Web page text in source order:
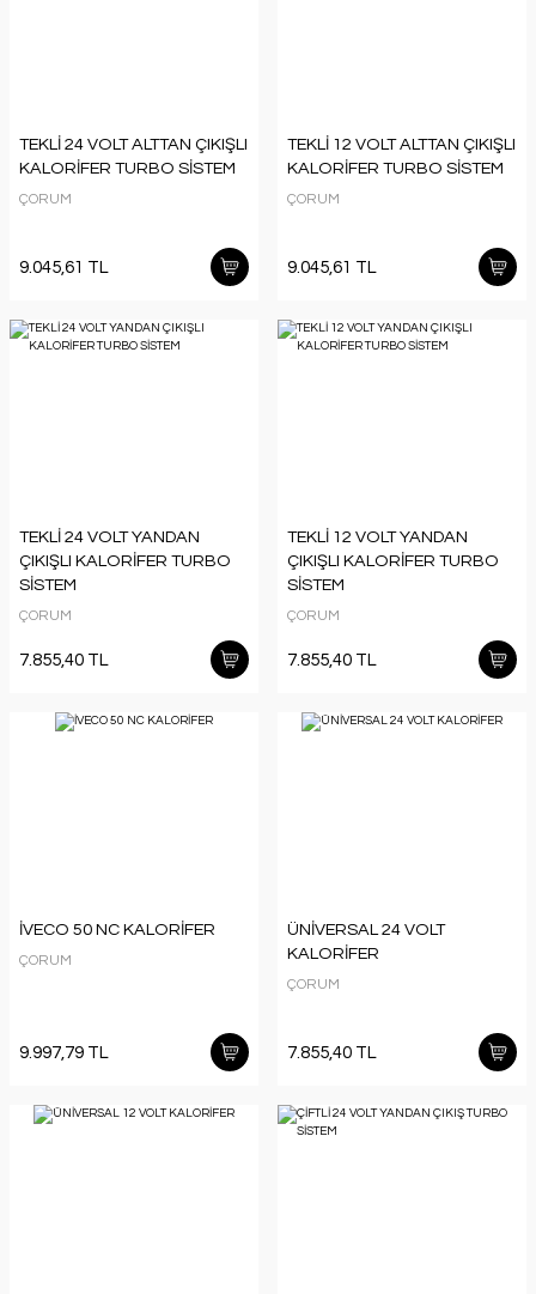
TEKLİ 24 VOLT ALTTAN ÇIKIŞLI
KALORİFER TURBO SİSTEM
ÇORUM
9.045,61 TL
TEKLİ 12 VOLT ALTTAN ÇIKIŞLI
KALORİFER TURBO SİSTEM
ÇORUM
9.045,61 TL
TEKLİ 24 VOLT YANDAN
ÇIKIŞLI KALORİFER TURBO
SİSTEM
ÇORUM
7.855,40 TL
TEKLİ 12 VOLT YANDAN
ÇIKIŞLI KALORİFER TURBO
SİSTEM
ÇORUM
7.855,40 TL
İVECO 50 NC KALORİFER
ÇORUM
9.997,79 TL
ÜNİVERSAL 24 VOLT
KALORİFER
ÇORUM
7.855,40 TL